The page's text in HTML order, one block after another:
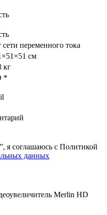
сети переменного тока
см
кг
*
я соглашаюсь с Политикой
данных
Merlin HD